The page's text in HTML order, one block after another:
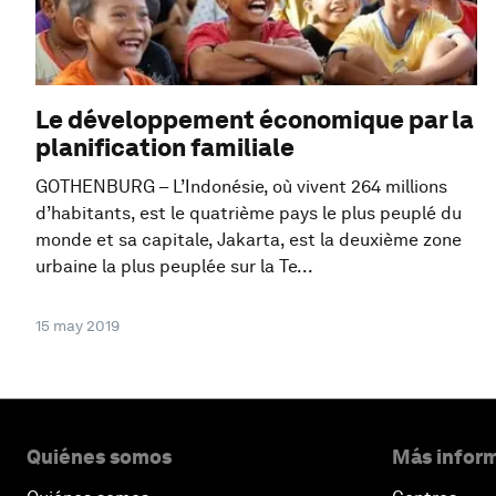
Le développement économique par la
planification familiale
GOTHENBURG – L’Indonésie, où vivent 264 millions
d’habitants, est le quatrième pays le plus peuplé du
monde et sa capitale, Jakarta, est la deuxième zone
urbaine la plus peuplée sur la Te...
15 may 2019
Quiénes somos Más